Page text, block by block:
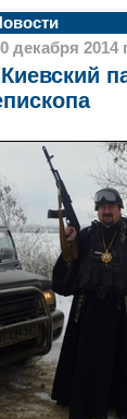
декабря 2014